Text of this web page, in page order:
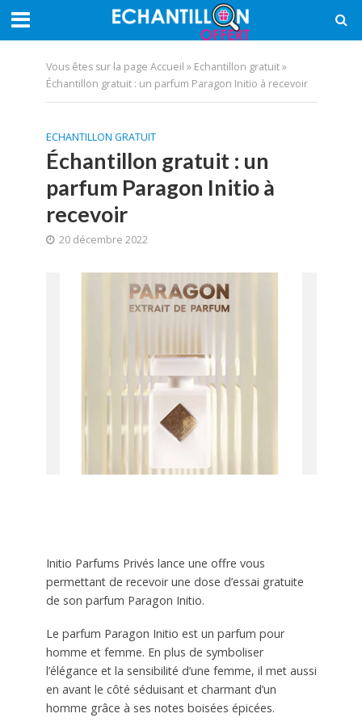
Vous êtes sur la page Accueil » Echantillon gratuit»
Échantillon gratuit : un parfum Paragon Initio à recevoir
ECHANTILLON GRATUIT
Échantillon gratuit : un
parfum Paragon Initio à
recevoir
20 décembre 2022
Initio Parfums Privés lance une offre vous
permettant de recevoir une dose d’essai gratuite
de son parfum Paragon Initio.
Le parfum Paragon Initio est un parfum pour
homme et femme. En plus de symboliser
l’élégance et la sensibilité d’une femme, il met aussi
en avant le côté séduisant et charmant d’un
homme grâce à ses notes boisées épicées.